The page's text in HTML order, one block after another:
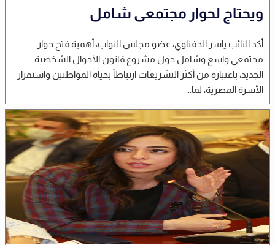
ويحتاج لحوار مجتمعى شامل
أكد النائب ياسر الحفناوي، عضو مجلس النواب، أهمية فتح حوار
مجتمعي واسع وشامل حول مشروع قانون الأحوال الشخصية
الجديد، باعتباره من أكثر التشريعات ارتباطاً بحياة المواطنين واستقرار
الأسرة المصرية، لما...